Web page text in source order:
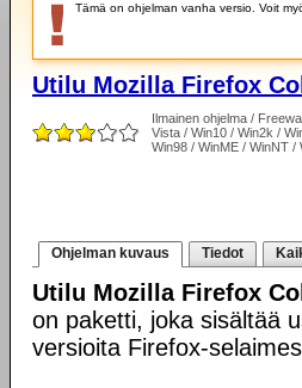
Tämä on ohjelman vanha versio. Voit
Utilu Mozilla Firefox
Ilmainen ohjelma /
Vista / Win10 / Win2k /
Win98 / WinME / WinNT /
Ohjelman kuvaus Tiedot
Utilu Mozilla Firefox
on paketti, joka sisältää
versioita Firefox-